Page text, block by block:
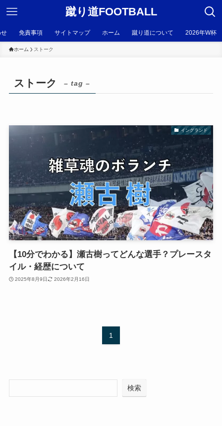
蹴り道FOOTBALL
免責事項 サイトマップ ホーム 蹴り道について 2026年W杯
ホーム ストーク
ストーク – tag –
イングランド
【10分でわかる】瀬古樹ってどんな選手？プレースタ
イル・経歴について
2025年8月9日 2026年2月16日
1
検索